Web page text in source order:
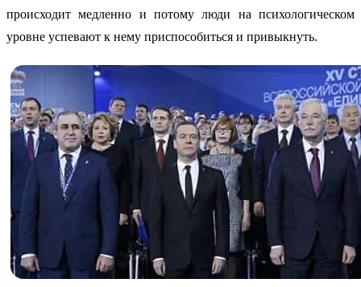
происходит медленно и потому люди на психологическом
уровне успевают к нему приспособиться и привыкнуть.